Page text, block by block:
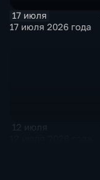
17 июля
17 июля 2026 года
12 июля